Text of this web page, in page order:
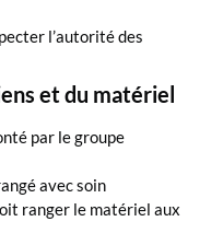
l’autorité des
et du matériel
par le groupe
avec soin
ranger le matériel aux